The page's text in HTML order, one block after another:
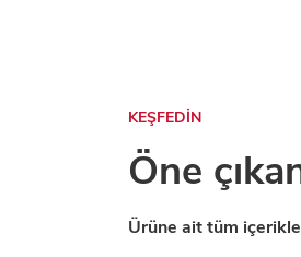
KEŞFEDİN
Öne
Ürüne ait tüm